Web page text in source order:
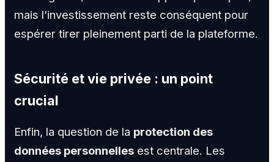
mais l’investissement reste conséquent pour
espérer tirer pleinement parti de la plateforme.
Sécurité et vie privée : un point
crucial
Enfin, la question de la protection des
données personnelles est centrale. Les